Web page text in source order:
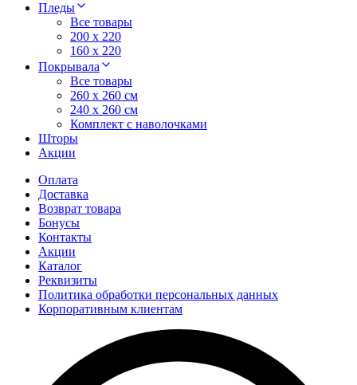
Пледы
Все товары
200 х 220
160 х 220
Покрывала
Все товары
260 x 260 см
240 х 260 см
Комплект с наволочками
Шторы
Акции
Оплата
Доставка
Возврат товара
Бонусы
Контакты
Акции
Каталог
Реквизиты
Политика обработки персональных данных
Корпоративным клиентам